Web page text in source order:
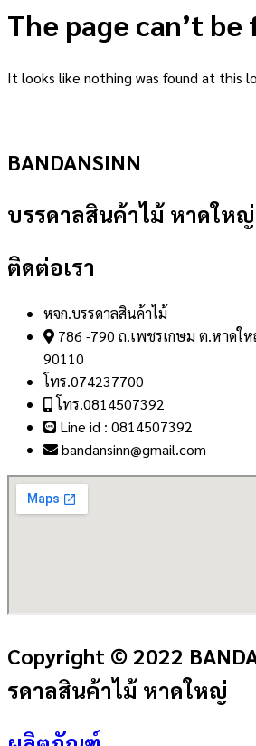
The page can’t be
It looks like nothing was found at this
BANDANSINN
บรรดาลสินค้าไม้ หาดใหญ่
ติดต่อเรา
หจก.บรรดาลสินค้าไม้
786 -790 ถ.เพชรเกษม ต.หาดใ
90110
โทร.074237700
โทร.0814507392
Line id : 0814507392
bandansinn@gmail.com
Copyright © 2022
รดาลสินค้าไม้ หาดใหญ่